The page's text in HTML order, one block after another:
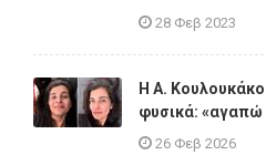
28 Φεβ 2023
Η A.
φυσικά: «αγαπώ
26 Φεβ 2026